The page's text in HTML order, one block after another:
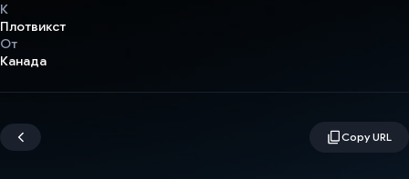
К
Плотвикст
От
Канада